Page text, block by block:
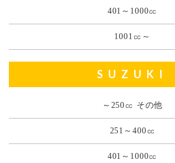
401～1000㏄
1001㏄～
SUZUKI
～250㏄ その他
251～400㏄
401～1000㏄